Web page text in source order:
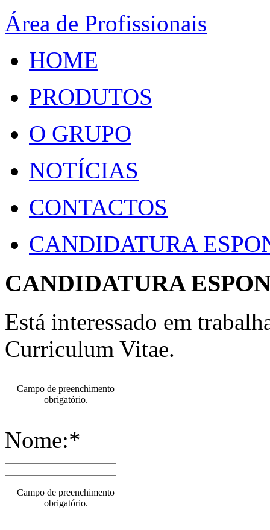
Área de Profissionais
HOME
PRODUTOS
O GRUPO
NOTÍCIAS
CONTACTOS
CANDIDATURA
CANDIDATURA
Está interessado em
Curriculum Vitae.
Campo de preenchimento
obrigatório.
Nome:*
Campo de preenchimento
obrigatório.